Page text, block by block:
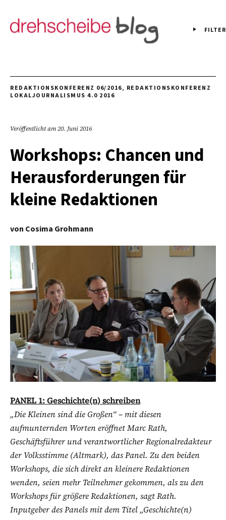
FILTER
REDAKTIONSKONFERENZ 06/2016, REDAKTIONSKONFERENZ
LOKALJOURNALISMUS 4.0 2016
Veröffentlicht am20. Juni 2016
Workshops: Chancen und
Herausforderungen für
kleine Redaktionen
von Cosima Grohmann
PANEL 1: Geschichte(n) schreiben
„Die Kleinen sind die Großen“ – mit diesen
aufmunternden Worten eröffnet Marc Rath,
Geschäftsführer und verantwortlicher Regionalredakteur
der Volksstimme (Altmark), das Panel. Zu den beiden
Workshops, die sich direkt an kleinere Redaktionen
wenden, seien mehr Teilnehmer gekommen, als zu den
Workshops für größere Redaktionen, sagt Rath.
Inputgeber des Panels mit dem Titel „Geschichte(n)